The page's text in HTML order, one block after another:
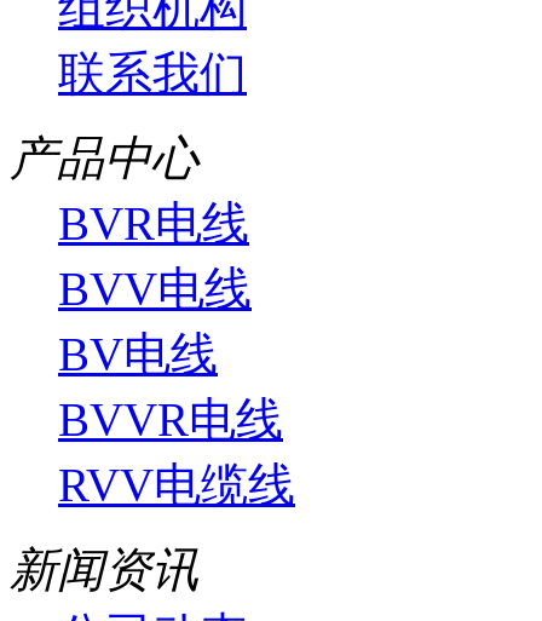
联系我们
产品中心
BVR电线
BVV电线
BV电线
BVVR电线
RVV电缆线
新闻资讯